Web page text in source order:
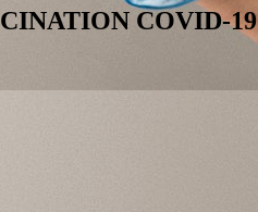
COVID-19